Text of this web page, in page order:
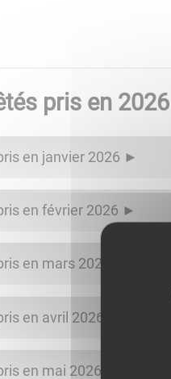
pris en 2026
en janvier 2026
en février 2026
en mars 2026
en avril 2026
en mai 2026